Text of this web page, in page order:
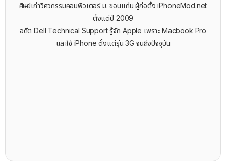
ศิษย์เก่าวิศวกรรมคอมพิวเตอร์ ม. ขอนแก่น ผู้ก่อตั้ง iPhoneMod.net
ตั้งแต่ปี 2009
อดีต Dell Technical Support รู้จัก ​Apple เพราะ Macbook Pro
และใช้ iPhone ตั้งแต่รุ่น 3G จนถึงปัจจุบัน